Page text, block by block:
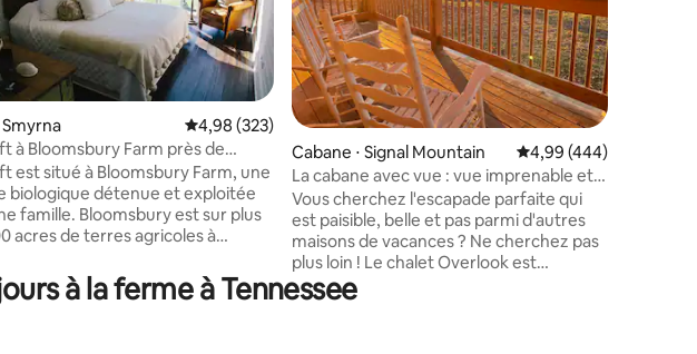
5
sur la base de 217 commentaires : 4,96 sur 5
Smyrna Évaluation moyenne sur la base de 323 commentaires : 4,98 sur 5
4,98 (323)
à Bloomsbury Farm près de
est situé à Bloomsbury Farm, une
biologique détenue et exploitée
famille. Bloomsbury est sur plus
acres de terres agricoles à
du centre-ville de Nashville.
vous dans le lit tout en
Cabane ⋅ Signal Mountain Évaluation moyenne
4,99 (444)
La cabane avec vue : vue imprenable et
lit king size
Vous cherchez l'escapade parfaite qui
est paisible, belle et pas parmi d'autres
maisons de vacances ? Ne cherchez pas
plus loin ! Le chalet Overlook est
entièrement privé et super confortable.
C'est aussi l'un des endroits les plus
à la ferme à Tennessee